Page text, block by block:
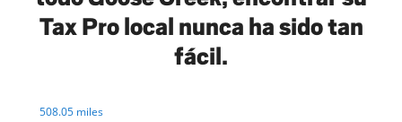
Tax Pro local nunca ha sido tan
fácil.
508.05 miles